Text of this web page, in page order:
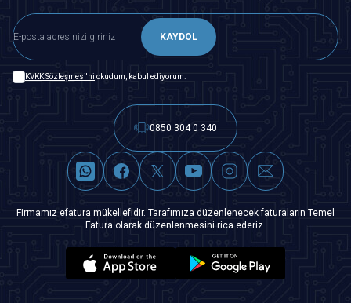
KAYDOL
KVKK Sözleşmesi'ni okudum, kabul ediyorum.
0850 304 0 340
Firmamız efatura mükellefidir. Tarafımıza düzenlenecek faturaların Temel
Fatura olarak düzenlenmesini rica ederiz.